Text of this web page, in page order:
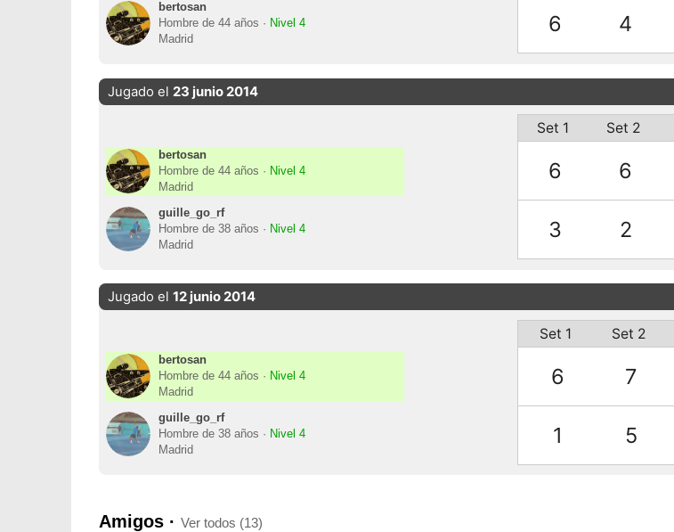
bertosan
Hombre de 44 años · Nivel 4
Madrid
6 4
Jugado el 23 junio 2014
bertosan
Hombre de 44 años · Nivel 4
Madrid
guille_go_rf
Hombre de 38 años · Nivel 4
Madrid
Set 1 Set 2
6 6
3 2
Jugado el 12 junio 2014
bertosan
Hombre de 44 años · Nivel 4
Madrid
guille_go_rf
Hombre de 38 años · Nivel 4
Madrid
Set 1 Set 2
6 7
1 5
Amigos · Ver todos (13)